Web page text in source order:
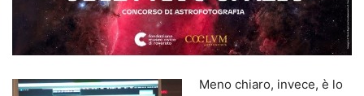
Meno chiaro, invece, è lo